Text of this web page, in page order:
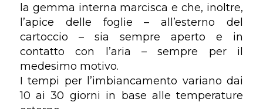
la gemma interna marcisca e che, inoltre,
l’apice delle foglie – all’esterno del
cartoccio – sia sempre aperto e in
contatto con l’aria – sempre per il
medesimo motivo.
I tempi per l’imbiancamento variano dai
10 ai 30 giorni in base alle temperature